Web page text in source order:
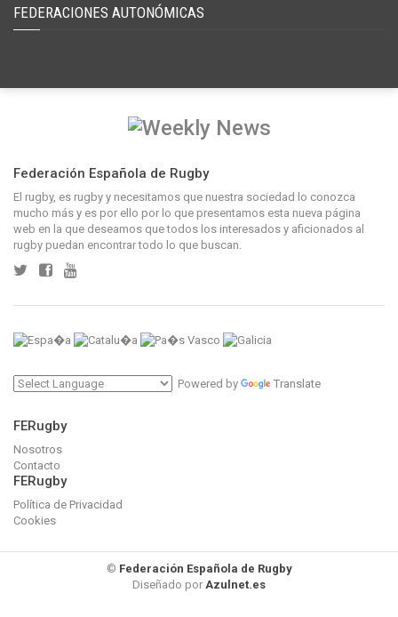
FEDERACIONES AUTONÓMICAS
Federación Española de Rugby
El rugby, es rugby y necesitamos que nuestra sociedad lo conozca
mucho más y es por ello por lo que presentamos esta nueva página
web en la que deseamos que todos los interesados y aficionados al
rugby puedan encontrar todo lo que buscan.
Powered by Translate
FERugby
Nosotros
Contacto
FERugby
Política de Privacidad
Cookies
© Federación Española de Rugby
Diseñado por Azulnet.es